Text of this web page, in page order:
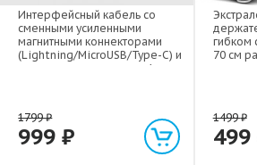
Интерфейсный кабель со
сменными усиленными
магнитными коннекторами
(Lightning/MicroUSB/Type-C) и
световым индикатором 1м
1799₽
999₽
гибком
70 см
1499₽
499